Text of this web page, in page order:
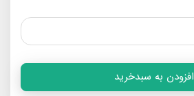
افزودن به سبدخرید